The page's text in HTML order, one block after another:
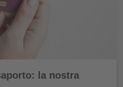
la nostra